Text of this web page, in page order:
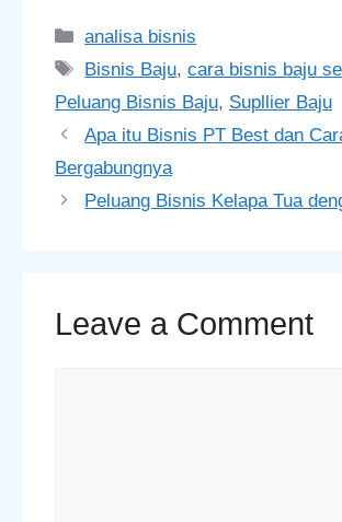
Categories
analisa bisnis
Tags
Bisnis Baju,cara bisnis baju
Peluang Bisnis Baju, Supllier Baju
Apa itu Bisnis PT Best dan
Bergabungnya
Peluang Bisnis Kelapa Tua
Leave a Comment